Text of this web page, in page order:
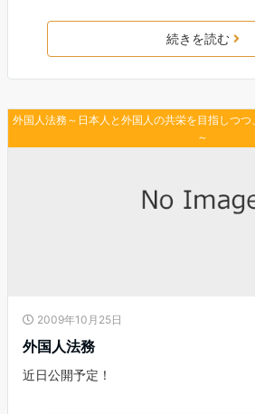
続きを読む
外国人法務～日本人と外国人の共栄を目指しつ
～
2009年10月25日
外国人法務
近日公開予定！